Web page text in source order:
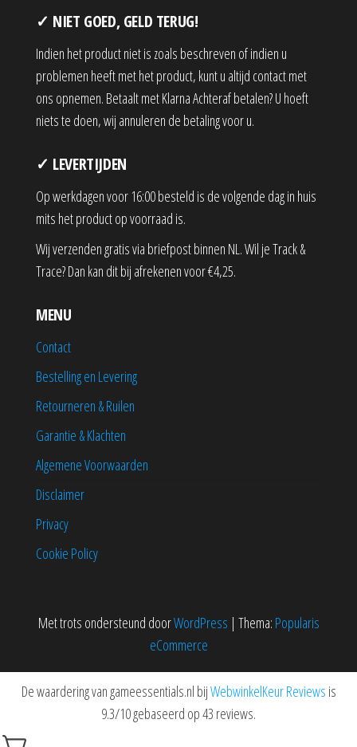
✓ NIET GOED, GELD TERUG!
Indien het product niet is zoals beschreven of indien u
problemen heeft met het product, kunt u altijd contact met
ons opnemen. Betaalt met Klarna Achteraf betalen? U hoeft
niets te doen, wij annuleren de betaling voor u.
✓ LEVERTIJDEN
Op werkdagen voor 16:00 besteld is de volgende dag in huis
mits het product op voorraad is.
Wij verzenden gratis via briefpost binnen NL. Wil je Track &
Trace? Dan kan dit bij afrekenen voor €4,25.
MENU
Contact
Bestelling en Levering
Retourneren & Ruilen
Garantie & Klachten
Algemene Voorwaarden
Disclaimer
Privacy
Cookie Policy
Met trots ondersteund doorWordPress | Thema: Popularis
eCommerce
De waardering van gameessentials.nl bijWebwinkelKeur Reviews is
9.3/10 gebaseerd op 43 reviews.